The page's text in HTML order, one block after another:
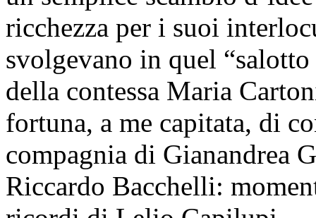
ricchezza per i suoi
svolgevano in quel
della contessa Maria
fortuna, a me capitata, di
compagnia di Gianandrea
Riccardo Bacchelli: